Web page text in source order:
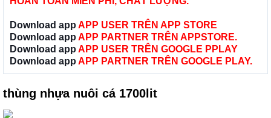
Download app APP USER TRÊN APP STORE
Download app APP PARTNER TRÊN APPSTORE.
Download app APP USER TRÊN GOOGLE PPLAY
Download app APP PARTNER TRÊN GOOGLE PLAY.
thùng nhựa nuôi cá 1700lit